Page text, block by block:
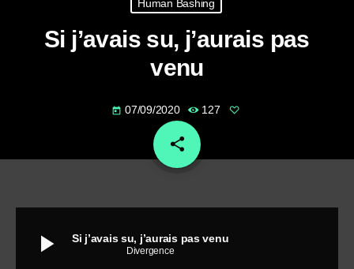
Human Bashing
Si j’avais su, j’aurais pas
venu
today 07/09/2020 127
share
email
play_arrow Si j’avais su, j’aurais pas venu
Divergence